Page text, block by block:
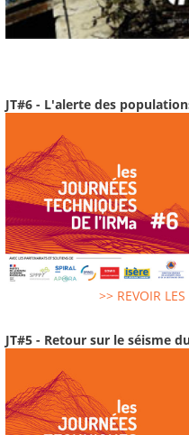
JT#6 - L'alerte des
>> REVOIR
JT#5 - Retour sur le séisme